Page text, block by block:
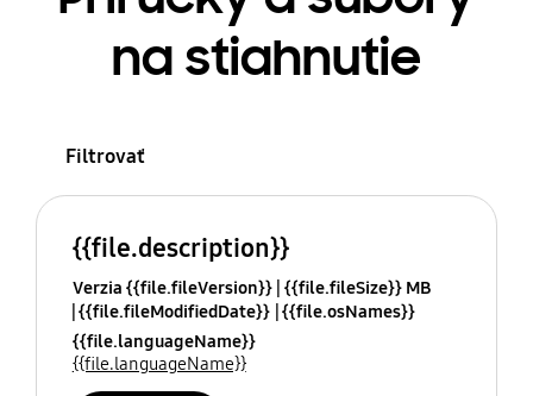
na stiahnutie
Filtrovať
{{file.description}}
Verzia {{file.fileVersion}} {{file.fileSize}} MB
{{file.fileModifiedDate}} {{file.osNames}}
{{file.languageName}}
{{file.languageName}}